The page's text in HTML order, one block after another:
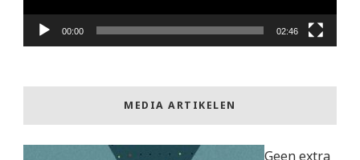
00:00 02:46
MEDIA ARTIKELEN
Geen extra